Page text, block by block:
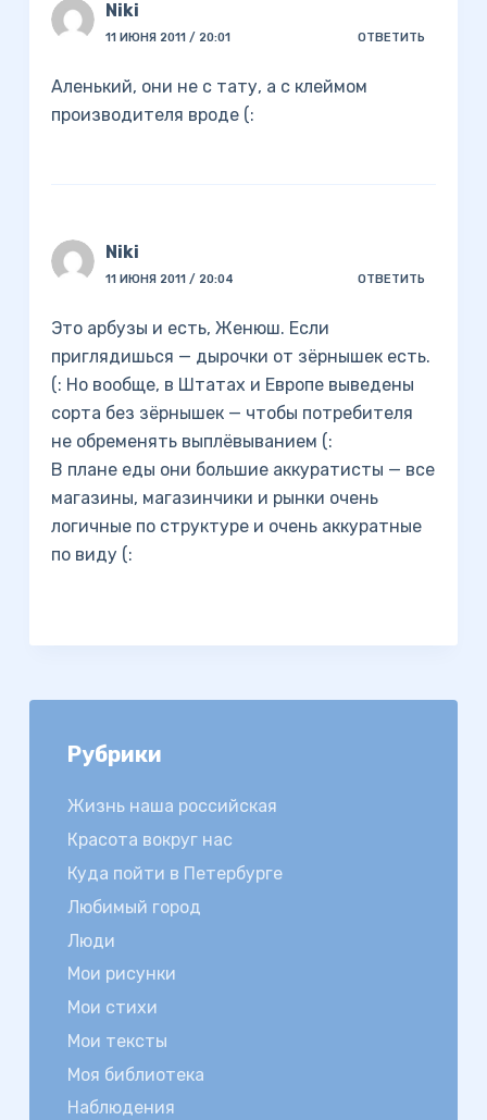
Niki
11 ИЮНЯ 2011 / 20:01 ОТВЕТИТЬ
Аленький, они не с тату, а с клеймом
производителя вроде (:
Niki
11 ИЮНЯ 2011 / 20:04 ОТВЕТИТЬ
Это арбузы и есть, Женюш. Если
приглядишься — дырочки от зёрнышек есть.
(: Но вообще, в Штатах и Европе выведены
сорта без зёрнышек — чтобы потребителя
не обременять выплёвыванием (:
В плане еды они большие аккуратисты — все
магазины, магазинчики и рынки очень
логичные по структуре и очень аккуратные
по виду (:
Рубрики
Жизнь наша российская
Красота вокруг нас
Куда пойти в Петербурге
Любимый город
Люди
Мои рисунки
Мои стихи
Мои тексты
Моя библиотека
Наблюдения